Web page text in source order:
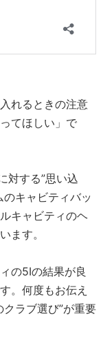
れるときの注意
てほしい」で
対する”思い込
キャビティバッ
キャビティのヘ
ます。
の5Iの結果が良
。何度もお伝え
ラブ選び”が重要